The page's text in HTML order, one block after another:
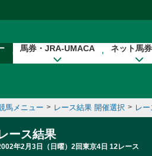
馬券・JRA-UMACA ネット馬
馬メニュー > レース結果 開催選択 > レ
ース結果
年2月3日（日曜）2回東京4日 12レース